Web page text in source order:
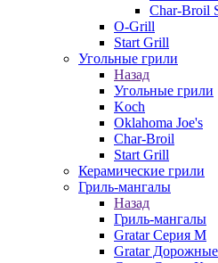
Char-Broil
O-Grill
Start Grill
Угольные грили
Назад
Угольные грили
Koch
Oklahoma Joe's
Char-Broil
Start Grill
Керамические грили
Гриль-мангалы
Назад
Гриль-мангалы
Gratar Серия M
Gratar